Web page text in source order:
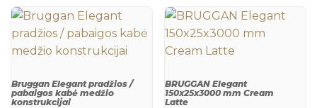
Bruggan Elegant pradžios /
pabaigos kabė medžio
konstrukcijai
BRUGGAN Elegant
150x25x3000 mm Cream
Latte